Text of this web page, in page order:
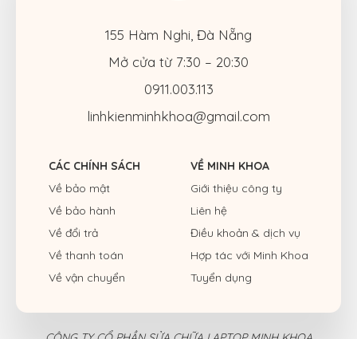
CÁC CHÍNH SÁCH
Về bảo mật
Về bảo hành
Về đổi trả
Về thanh toán
Về vận chuyển
155 Hàm Nghi, Đà Nẵng
Mở cửa từ 7:30 – 20:30
0911.003.113
linhkienminhkhoa@gmail.com
VỀ MINH KHOA
Giới thiệu công ty
Liên hệ
Điều khoản & dịch vụ
Hợp tác với Minh Khoa
Tuyển dụng